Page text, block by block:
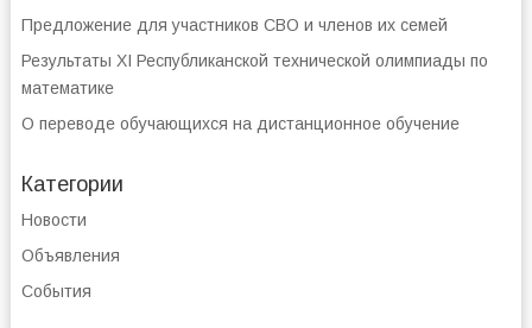
Предложение для участников СВО и членов их семей
Результаты XI Республиканской технической олимпиады по
математике
О переводе обучающихся на дистанционное обучение
Категории
Новости
Объявления
События